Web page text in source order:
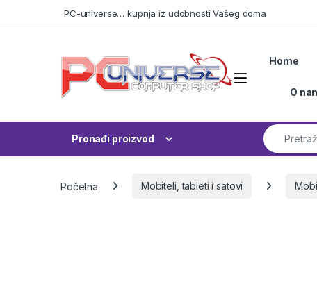
PC-universe… kupnja iz udobnosti Vašeg doma
Open
Home
O
Pronađi proizvod
Search for:
Početna Mobiteli, tableti i satovi